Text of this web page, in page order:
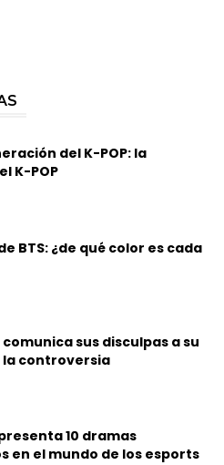
del K-POP: la
K-POP
BTS: ¿de qué color es cada
comunica sus disculpas a su
la controversia
10 dramas
en el mundo de los esports